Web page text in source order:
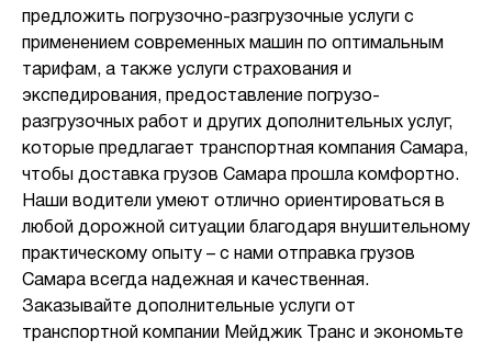
предложить погрузочно-разгрузочные услуги с
применением современных машин по оптимальным
тарифам, а также услуги страхования и
экспедирования, предоставление погрузо-
разгрузочных работ и других дополнительных услуг,
которые предлагает транспортная компания Самара,
чтобы доставка грузов Самара прошла комфортно.
Наши водители умеют отлично ориентироваться в
любой дорожной ситуации благодаря внушительному
практическому опыту – с нами отправка грузов
Самара всегда надежная и качественная.
Заказывайте дополнительные услуги от
транспортной компании Мейджик Транс и экономьте